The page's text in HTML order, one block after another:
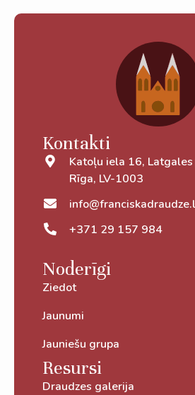
Kontakti
Katoļu iela 16,
Rīga, LV-1003
+371 29 157 984
Noderīgi
Ziedot
Jaunumi
Jauniešu grupa
Resursi
Draudzes galerija